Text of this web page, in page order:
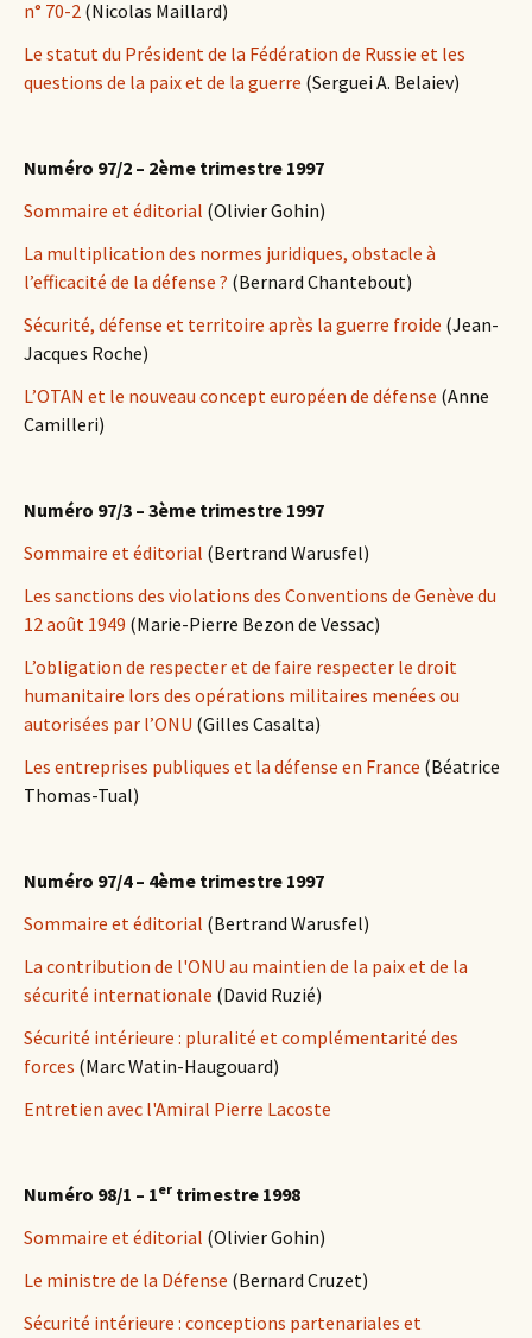
n° 70-2 (Nicolas Maillard)
Le statut du Président de la Fédération de Russie et les
questions de la paix et de la guerre (Serguei A. Belaiev)
Numéro 97/2 – 2ème trimestre 1997
Sommaire et éditorial (Olivier Gohin)
La multiplication des normes juridiques, obstacle à
l’efficacité de la défense ? (Bernard Chantebout)
Sécurité, défense et territoire après la guerre froide (Jean-
Jacques Roche)
L’OTAN et le nouveau concept européen de défense (Anne
Camilleri)
Numéro 97/3 – 3ème trimestre 1997
Sommaire et éditorial (Bertrand Warusfel)
Les sanctions des violations des Conventions de Genève du
12 août 1949 (Marie-Pierre Bezon de Vessac)
L’obligation de respecter et de faire respecter le droit
humanitaire lors des opérations militaires menées ou
autorisées par l’ONU (Gilles Casalta)
Les entreprises publiques et la défense en France (Béatrice
Thomas-Tual)
Numéro 97/4 – 4ème trimestre 1997
Sommaire et éditorial (Bertrand Warusfel)
La contribution de l'ONU au maintien de la paix et de la
sécurité internationale (David Ruzié)
Sécurité intérieure : pluralité et complémentarité des
forces (Marc Watin-Haugouard)
Entretien avec l'Amiral Pierre Lacoste
Numéro 98/1 – 1er trimestre 1998
Sommaire et éditorial (Olivier Gohin)
Le ministre de la Défense (Bernard Cruzet)
Sécurité intérieure : conceptions partenariales et